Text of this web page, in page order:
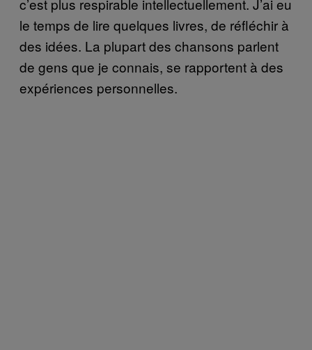
le temps de lire quelques livres, de réfléchir à
des idées. La plupart des chansons parlent
de gens que je connais, se rapportent à des
expériences personnelles.